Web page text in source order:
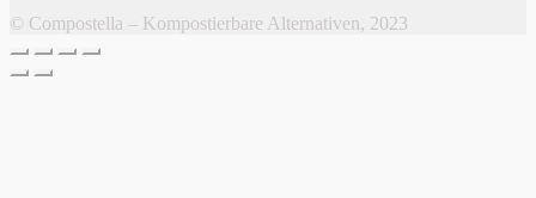
© Compostella – Kompostierbare Alternativen, 2023